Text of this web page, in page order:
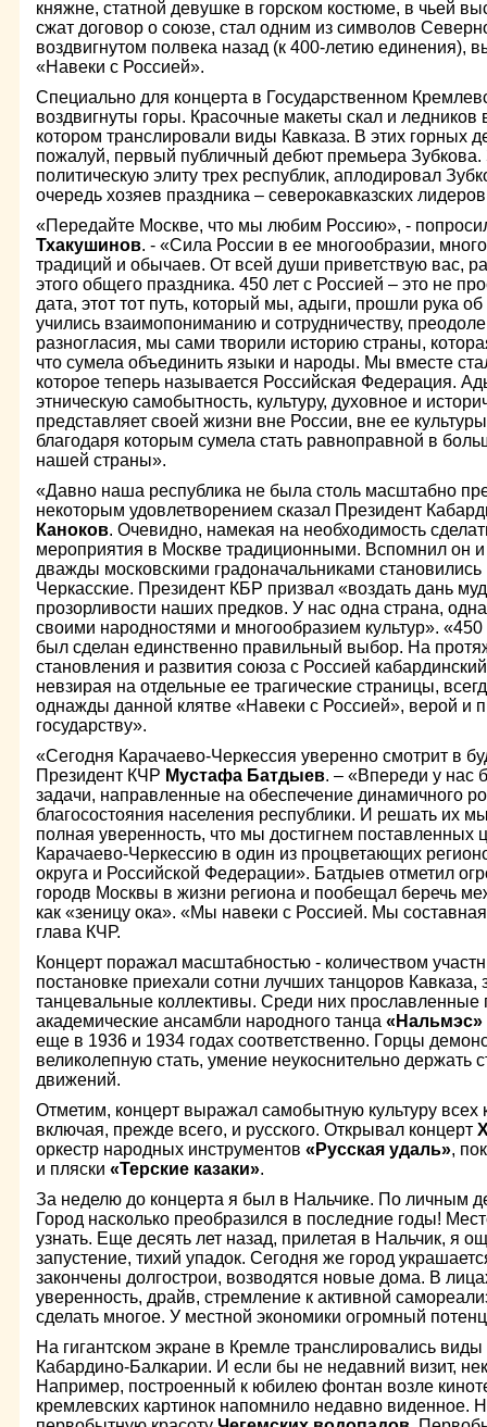
княжне, статной девушке в горском костюме, в чьей
сжат договор о союзе, стал одним из символов
воздвигнутом полвека назад (к 400-летию единения),
«Навеки с Россией».
Специально для концерта в Государственном
воздвигнуты горы. Красочные макеты скал и
котором транслировали виды Кавказа. В этих горных
пожалуй, первый публичный дебют премьера
политическую элиту трех республик, аплодировал
очередь хозяев праздника – северокавказских
«Передайте Москве, что мы любим Россию», -
Тхакушинов. - «Сила России в ее многообразии,
традиций и обычаев. От всей души приветствую вас,
этого общего праздника. 450 лет с Россией – это не
дата, этот тот путь, который мы, адыги, прошли рука
учились взаимопониманию и сотрудничеству,
разногласия, мы сами творили историю страны,
что сумела объединить языки и народы. Мы вместе
которое теперь называется Российская Федерация.
этническую самобытность, культуру, духовное и
представляет своей жизни вне России, вне ее
благодаря которым сумела стать равноправной в
нашей страны».
«Давно наша республика не была столь масштабно
некоторым удовлетворением сказал Президент
Каноков. Очевидно, намекая на необходимость
мероприятия в Москве традиционными. Вспомнил он
дважды московскими градоначальниками
Черкасские. Президент КБР призвал «воздать дань
прозорливости наших предков. У нас одна страна,
своими народностями и многообразием культур».
был сделан единственно правильный выбор. На
становления и развития союза с Россией
невзирая на отдельные ее трагические страницы,
однажды данной клятве «Навеки с Россией», верой и
государству».
«Сегодня Карачаево-Черкессия уверенно смотрит в
Президент КЧР Мустафа Батдыев. – «Впереди у нас
задачи, направленные на обеспечение динамичного
благосостояния населения республики. И решать их
полная уверенность, что мы достигнем поставленных
Карачаево-Черкессию в один из процветающих
округа и Российской Федерации». Батдыев отметил
городв Москвы в жизни региона и пообещал беречь
как «зеницу ока». «Мы навеки с Россией. Мы
глава КЧР.
Концерт поражал масштабностью - количеством
постановке приехали сотни лучших танцоров
танцевальные коллективы. Среди них прославленные
академические ансамбли народного танца «Нальмэс»
еще в 1936 и 1934 годах соответственно. Горцы
великолепную стать, умение неукоснительно держать
движений.
Отметим, концерт выражал самобытную культуру всех
включая, прежде всего, и русского. Открывал концерт
оркестр народных инструментов «Русская удаль»,
и пляски «Терские казаки».
За неделю до концерта я был в Нальчике. По личным
Город насколько преобразился в последние годы!
узнать. Еще десять лет назад, прилетая в Нальчик, я
запустение, тихий упадок. Сегодня же город
закончены долгострои, возводятся новые дома. В
уверенность, драйв, стремление к активной
сделать многое. У местной экономики огромный
На гигантском экране в Кремле транслировались
Кабардино-Балкарии. И если бы не недавний визит,
Например, построенный к юбилею фонтан возле
кремлевских картинок напомнило недавно виденное.